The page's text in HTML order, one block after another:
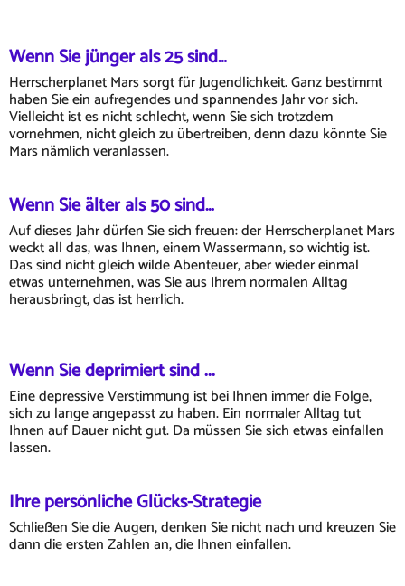
Wenn Sie jünger als 25 sind…
Herrscherplanet Mars sorgt für Jugendlichkeit. Ganz bestimmt
haben Sie ein aufregendes und spannendes Jahr vor sich.
Vielleicht ist es nicht schlecht, wenn Sie sich trotzdem
vornehmen, nicht gleich zu übertreiben, denn dazu könnte Sie
Mars nämlich veranlassen.
Wenn Sie älter als 50 sind…
Auf dieses Jahr dürfen Sie sich freuen: der Herrscherplanet Mars
weckt all das, was Ihnen, einem Wassermann, so wichtig ist.
Das sind nicht gleich wilde Abenteuer, aber wieder einmal
etwas unternehmen, was Sie aus Ihrem normalen Alltag
herausbringt, das ist herrlich.
Wenn Sie deprimiert sind ...
Eine depressive Verstimmung ist bei Ihnen immer die Folge,
sich zu lange angepasst zu haben. Ein normaler Alltag tut
Ihnen auf Dauer nicht gut. Da müssen Sie sich etwas einfallen
lassen.
Ihre persönliche Glücks-Strategie
Schließen Sie die Augen, denken Sie nicht nach und kreuzen Sie
dann die ersten Zahlen an, die Ihnen einfallen.